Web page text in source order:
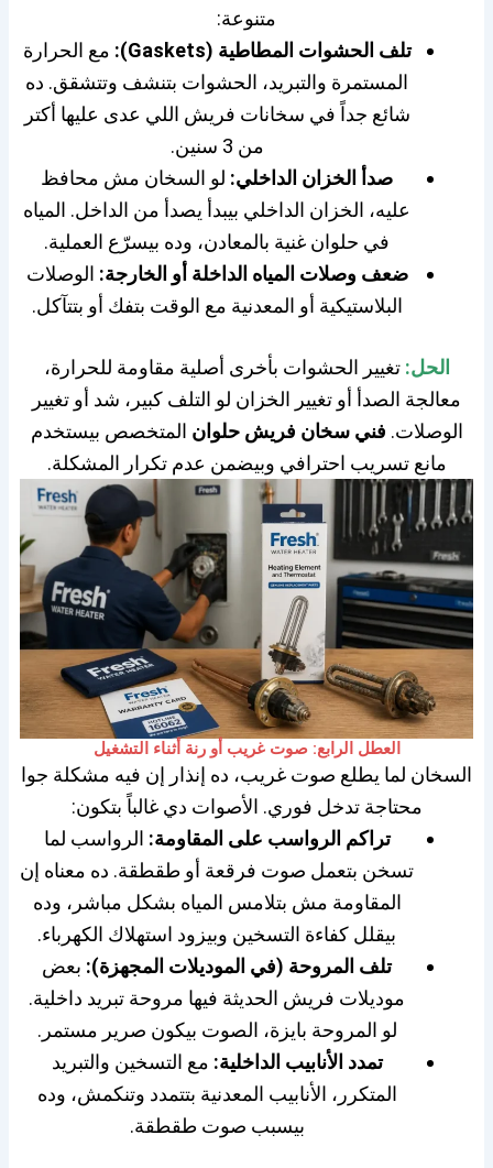
متنوعة:
تلف الحشوات المطاطية (Gaskets):
مع الحرارة
المستمرة والتبريد، الحشوات بتنشف وتتشقق. ده
شائع جداً في سخانات فريش اللي عدى عليها أكتر
من 3 سنين.
صدأ الخزان الداخلي: لو السخان مش محافظ
عليه، الخزان الداخلي بيبدأ يصدأ من الداخل. المياه
في حلوان غنية بالمعادن، وده بيسرّع العملية.
ضعف وصلات المياه الداخلة أو الخارجة: الوصلات
البلاستيكية أو المعدنية مع الوقت بتفك أو بتتآكل.
الحل: تغيير الحشوات بأخرى أصلية مقاومة للحرارة،
معالجة الصدأ أو تغيير الخزان لو التلف كبير، شد أو تغيير
الوصلات. فني سخان فريش حلوان المتخصص بيستخدم
مانع تسريب احترافي وبيضمن عدم تكرار المشكلة.
العطل الرابع: صوت غريب أو رنة أثناء التشغيل
السخان لما يطلع صوت غريب، ده إنذار إن فيه مشكلة جوا
محتاجة تدخل فوري. الأصوات دي غالباً بتكون:
تراكم الرواسب على المقاومة: الرواسب لما
تسخن بتعمل صوت فرقعة أو طقطقة. ده معناه إن
المقاومة مش بتلامس المياه بشكل مباشر، وده
بيقلل كفاءة التسخين وبيزود استهلاك الكهرباء.
تلف المروحة (في الموديلات المجهزة): بعض
موديلات فريش الحديثة فيها مروحة تبريد داخلية.
لو المروحة بايزة، الصوت بيكون صرير مستمر.
تمدد الأنابيب الداخلية: مع التسخين والتبريد
المتكرر، الأنابيب المعدنية بتتمدد وتنكمش، وده
بيسبب صوت طقطقة.